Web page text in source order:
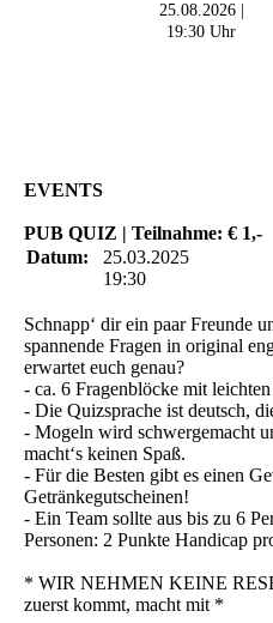
25.08.2026 |
19:30 Uhr
EVENTS
PUB QUIZ | Teilnahme: € 1,-
Datum:
25.03.2025
19:30
Schnapp‘ dir ein paar Freunde
spannende Fragen in original
erwartet euch genau?
- ca. 6 Fragenblöcke mit
- Die Quizsprache ist deutsch,
- Mogeln wird schwergemacht
macht‘s keinen Spaß.
- Für die Besten gibt es einen
Getränkegutscheinen!
- Ein Team sollte aus bis zu 6
Personen: 2 Punkte Handicap
* WIR NEHMEN KEINE
zuerst kommt, macht mit *